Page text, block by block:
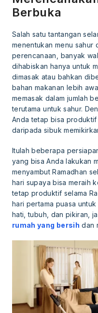
Berbuka
Salah satu tantangan
menentukan menu sahur
perencanaan, banyak
dihabiskan hanya untuk
dimasak atau bahkan
bahan makanan lebih
memasak dalam jumlah
terutama untuk sahur.
Anda tetap bisa
daripada sibuk
Itulah beberapa
yang bisa Anda lakukan
menyambut Ramadhan
hari supaya bisa meraih
tetap produktif selama
hari pertama puasa
hati, tubuh, dan pikiran,
rumah yang bersih dan